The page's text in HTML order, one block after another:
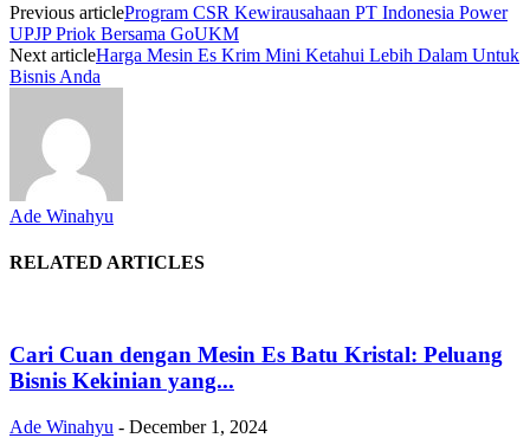
Previous articleProgram CSR Kewirausahaan PT Indonesia Power
UPJP Priok Bersama GoUKM
Next articleHarga Mesin Es Krim Mini Ketahui Lebih Dalam Untuk
Bisnis Anda
Ade Winahyu
RELATED ARTICLES
Cari Cuan dengan Mesin Es Batu Kristal: Peluang
Bisnis Kekinian yang...
Ade Winahyu - December 1, 2024